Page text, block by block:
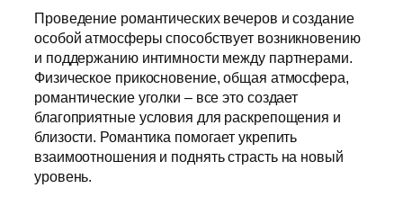
Проведение романтических вечеров и создание
особой атмосферы способствует возникновению
и поддержанию интимности между партнерами.
Физическое прикосновение, общая атмосфера,
романтические уголки – все это создает
благоприятные условия для раскрепощения и
близости. Романтика помогает укрепить
взаимоотношения и поднять страсть на новый
уровень.